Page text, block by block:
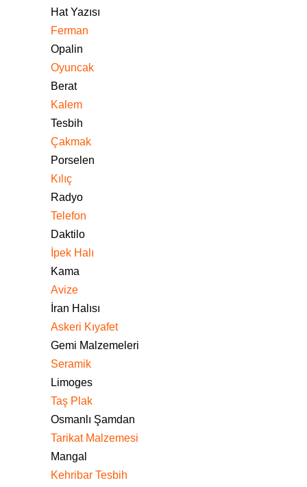
Hat Yazısı
Ferman
Opalin
Oyuncak
Berat
Kalem
Tesbih
Çakmak
Porselen
Kılıç
Radyo
Telefon
Daktilo
İpek Halı
Kama
Avize
İran Halısı
Askeri Kıyafet
Gemi Malzemeleri
Seramik
Limoges
Taş Plak
Osmanlı Şamdan
Tarikat Malzemesi
Mangal
Kehribar Tesbih